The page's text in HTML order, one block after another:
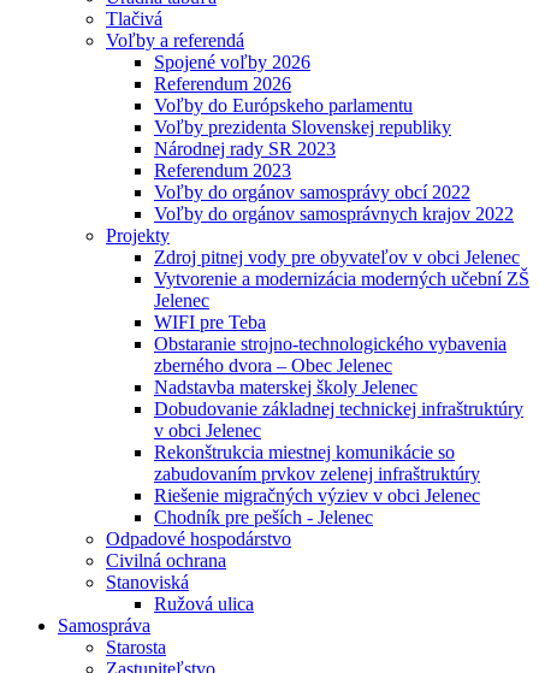
Tlačivá
Voľby a referendá
Spojené voľby 2026
Referendum 2026
Voľby do Európskeho parlamentu
Voľby prezidenta Slovenskej republiky
Národnej rady SR 2023
Referendum 2023
Voľby do orgánov samosprávy obcí 2022
Voľby do orgánov samosprávnych krajov 2022
Projekty
Zdroj pitnej vody pre obyvateľov v obci Jelenec
Vytvorenie a modernizácia moderných učební ZŠ
Jelenec
WIFI pre Teba
Obstaranie strojno-technologického vybavenia
zberného dvora – Obec Jelenec
Nadstavba materskej školy Jelenec
Dobudovanie základnej technickej infraštruktúry
v obci Jelenec
Rekonštrukcia miestnej komunikácie so
zabudovaním prvkov zelenej infraštruktúry
Riešenie migračných výziev v obci Jelenec
Chodník pre peších - Jelenec
Odpadové hospodárstvo
Civilná ochrana
Stanoviská
Ružová ulica
Samospráva
Starosta
Zastupiteľstvo